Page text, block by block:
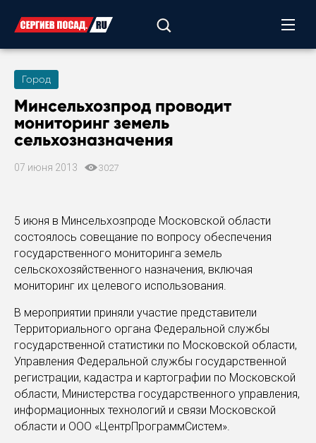
Город
Минсельхозпрод проводит
мониторинг земель
сельхозназначения
07 июня 2013 3027
5 июня в Минсельхозпроде Московской области
состоялось совещание по вопросу обеспечения
государственного мониторинга земель
сельскохозяйственного назначения, включая
мониторинг их целевого использования.
В мероприятии приняли участие представители
Территориального органа Федеральной службы
государственной статистики по Московской области,
Управления Федеральной службы государственной
регистрации, кадастра и картографии по Московской
области, Министерства государственного управления,
информационных технологий и связи Московской
области и ООО «ЦентрПрограммСистем».